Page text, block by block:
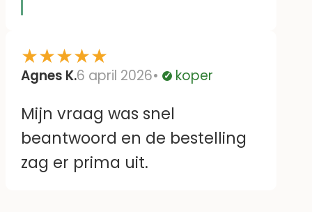
★★★★★
Agnes K.6 april 2026 Geverifieerd
koper
Mijn vraag was snel
beantwoord en de bestelling
zag er prima uit.